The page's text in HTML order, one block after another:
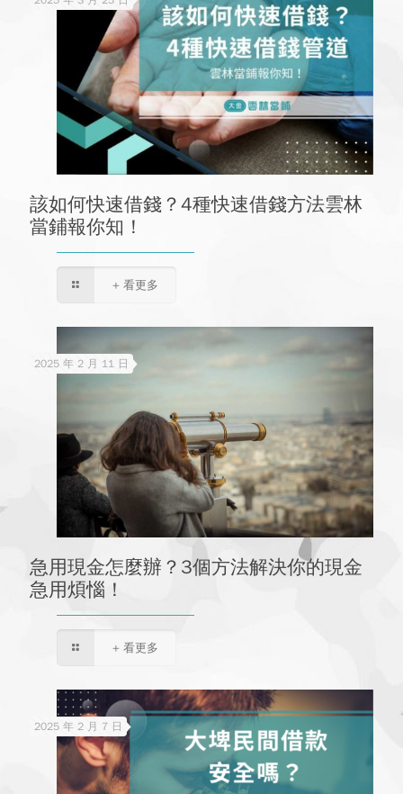
該如何快速借錢？4種快速借錢方法雲林
當鋪報你知！
+ 看更多
2025 年 2 月 11 日
急用現金怎麼辦？3個方法解決你的現金
急用煩惱！
+ 看更多
2025 年 2 月 7 日